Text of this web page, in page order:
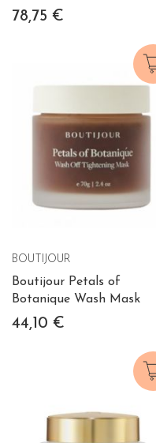
ml
78,75 €
BOUTIJOUR
Boutijour Petals of
Botanique Wash Mask
44,10 €